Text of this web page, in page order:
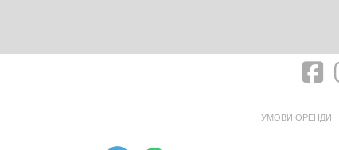
УМОВИ ОРЕНДИ
Telegram